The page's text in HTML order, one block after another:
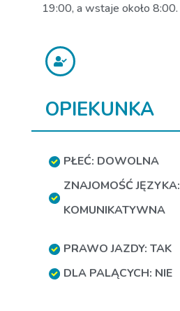
19:00, a wstaje około 8:00.
OPIEKUNKA
PŁEĆ: DOWOLNA
ZNAJOMOŚĆ JĘZYKA:
KOMUNIKATYWNA
PRAWO JAZDY: TAK
DLA PALĄCYCH: NIE